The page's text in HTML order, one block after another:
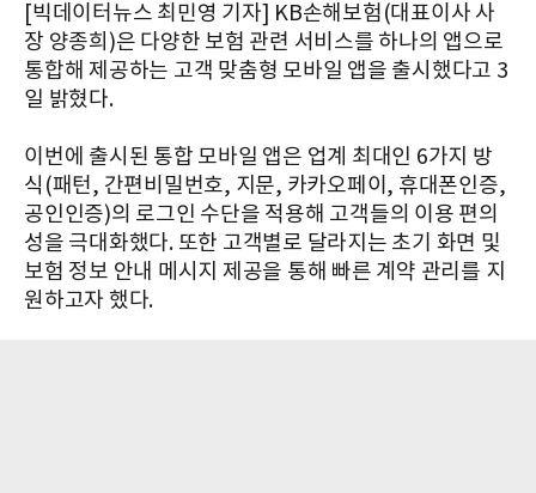
[빅데이터뉴스 최민영 기자] KB손해보험(대표이사 사
장 양종희)은 다양한 보험 관련 서비스를 하나의 앱으로
통합해 제공하는 고객 맞춤형 모바일 앱을 출시했다고 3
일 밝혔다.
이번에 출시된 통합 모바일 앱은 업계 최대인 6가지 방
식(패턴, 간편비밀번호, 지문, 카카오페이, 휴대폰인증,
공인인증)의 로그인 수단을 적용해 고객들의 이용 편의
성을 극대화했다. 또한 고객별로 달라지는 초기 화면 및
보험 정보 안내 메시지 제공을 통해 빠른 계약 관리를 지
원하고자 했다.